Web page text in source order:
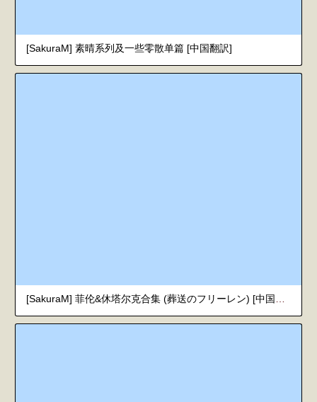
[SakuraM] 素晴系列及一些零散单篇 [中国翻訳]